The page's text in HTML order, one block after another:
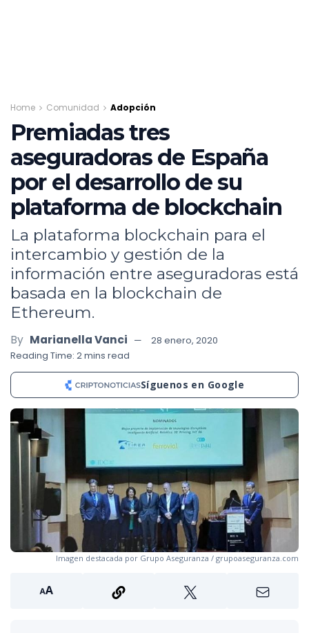
Home Comunidad Adopción
Premiadas tres
aseguradoras de España
por el desarrollo de su
plataforma de blockchain
La plataforma blockchain para el
intercambio y gestión de la
información entre aseguradoras está
basada en la blockchain de
Ethereum.
By Marianella Vanci
28 enero, 2020
Reading Time: 2 mins read
Síguenos en Google
Imagen destacada por Grupo Aseguranza / grupoaseguranza.com